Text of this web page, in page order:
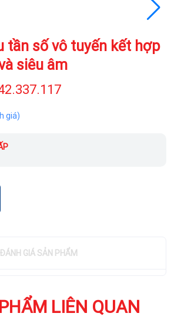
tần số vô tuyến kết hợp
siêu âm
giá)
ĐÁNH GIÁ SẢN PHẨM
LIÊN QUAN